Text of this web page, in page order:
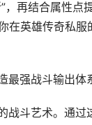
再结合属性点
英雄传奇私服
战斗艺术。通过